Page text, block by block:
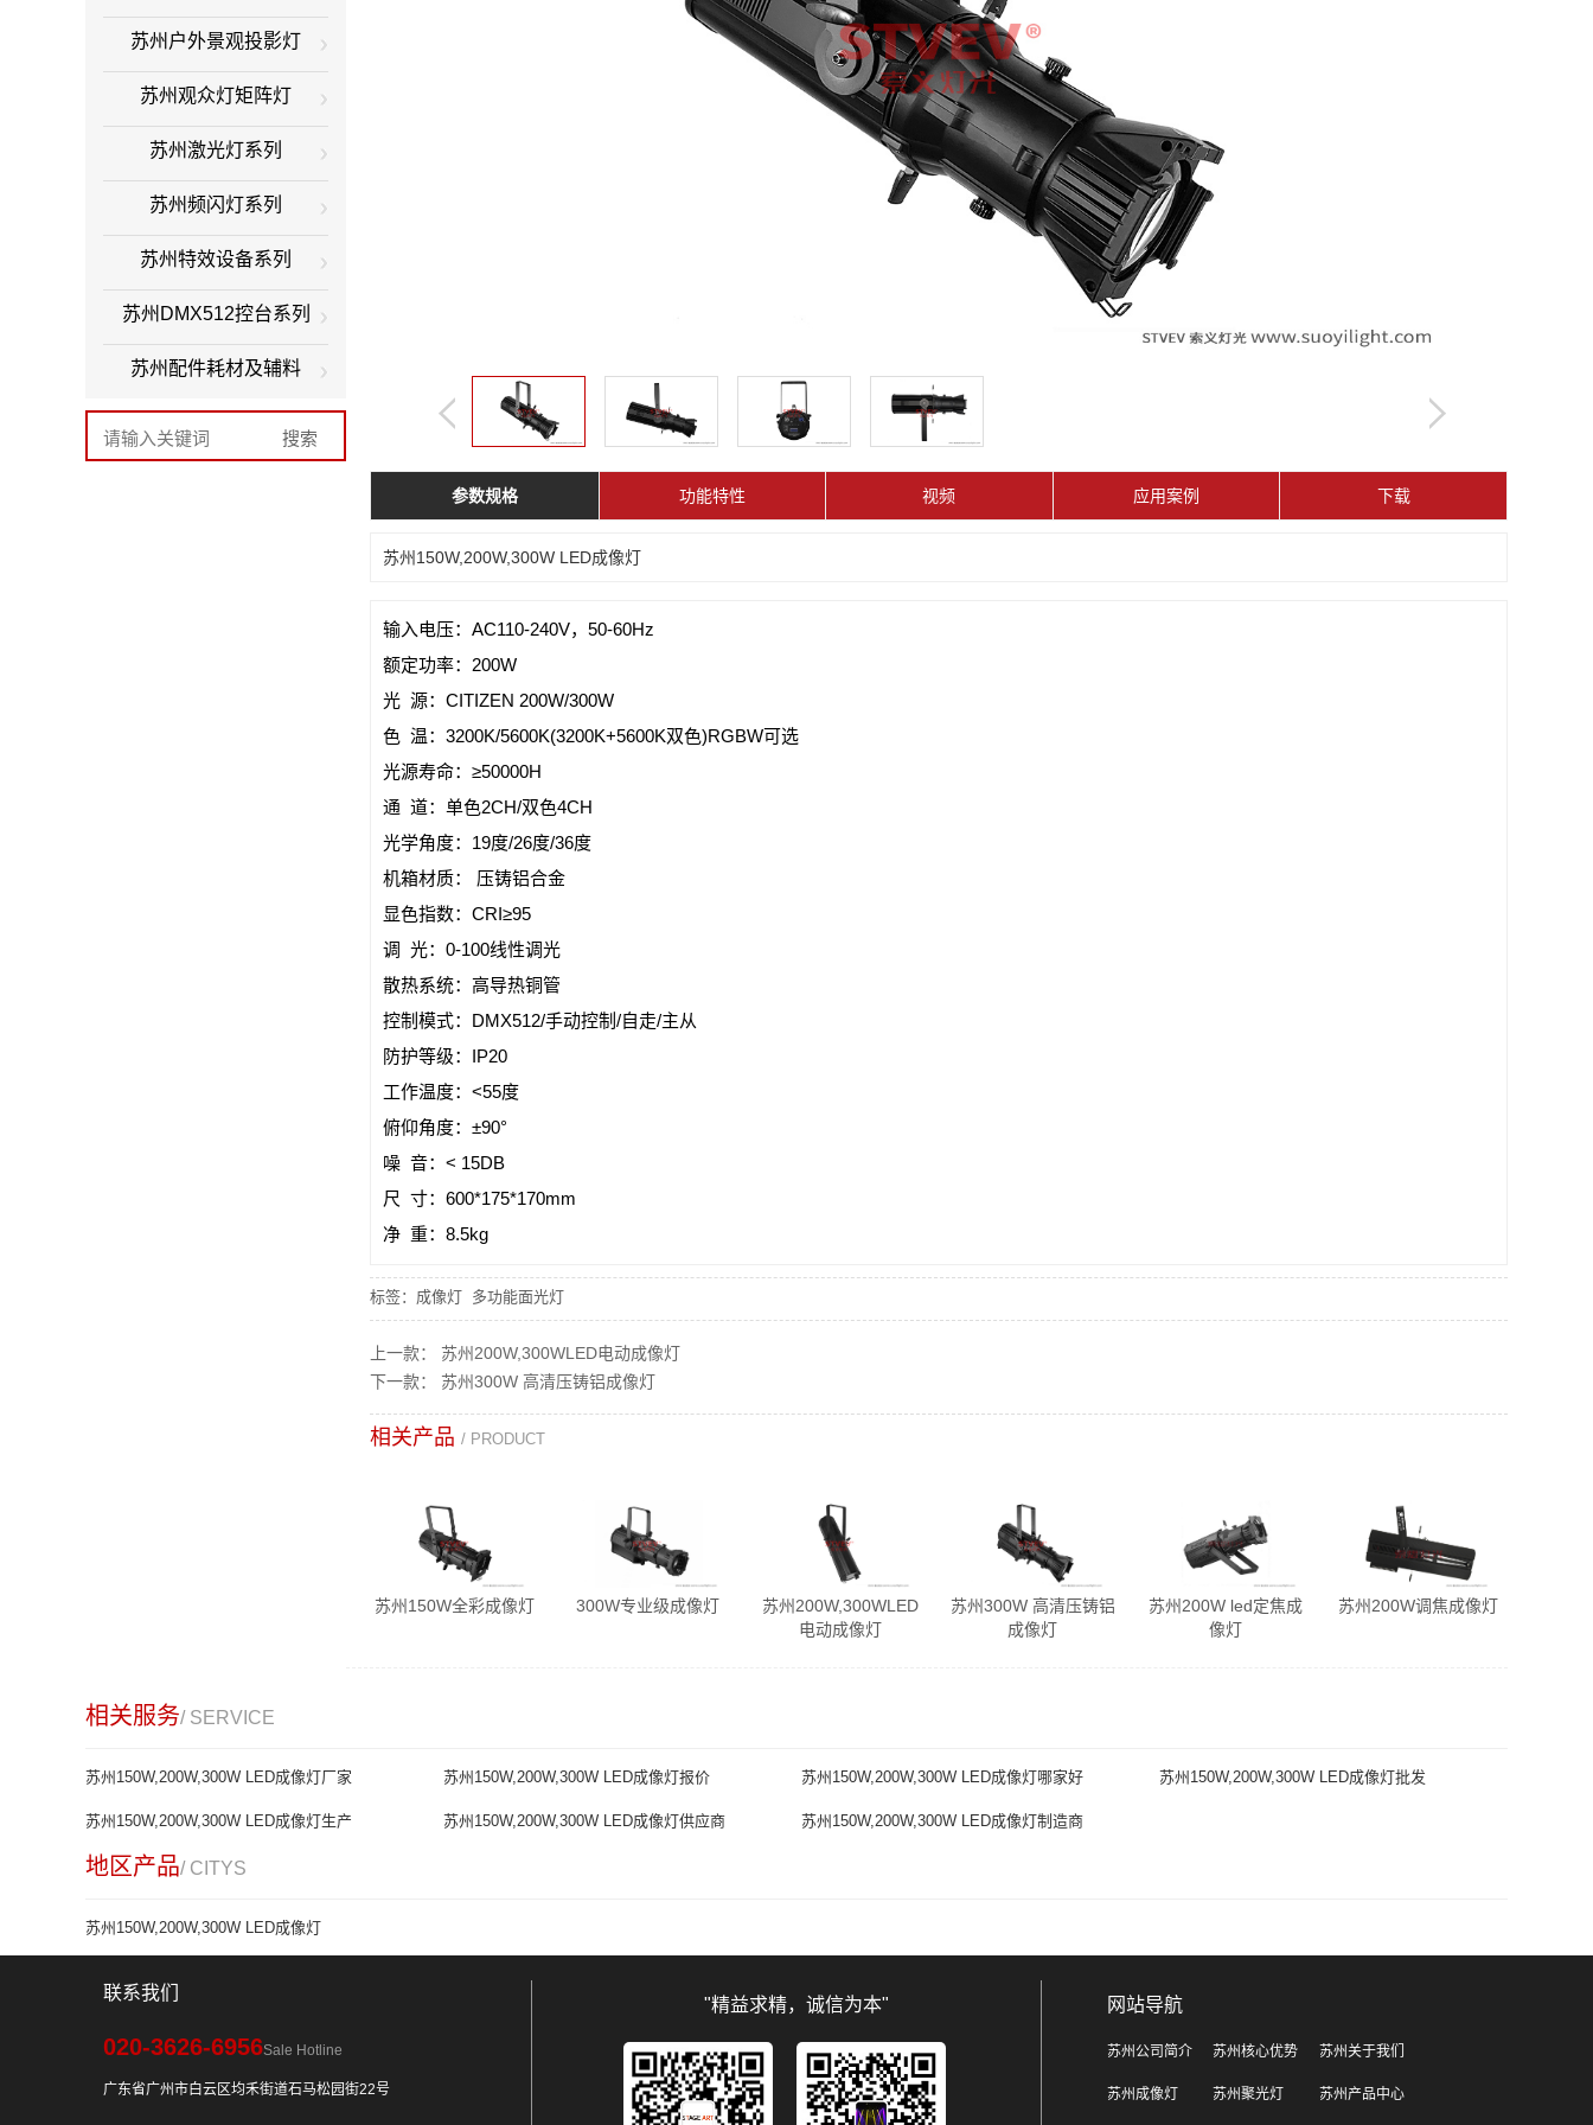
苏州户外景观投影灯
苏州观众灯矩阵灯
苏州激光灯系列
苏州频闪灯系列
苏州特效设备系列
苏州DMX512控台系列
苏州配件耗材及辅料
参数规格 功能特性 视频 应用案例 下载
苏州150W,200W,300W LED成像灯
输入电压：AC110-240V，50-60Hz
额定功率：200W
光 源：CITIZEN 200W/300W
色 温：3200K/5600K(3200K+5600K双色)RGBW可选
光源寿命：≥50000H
通 道：单色2CH/双色4CH
光学角度：19度/26度/36度
机箱材质： 压铸铝合金
显色指数：CRI≥95
调 光：0-100线性调光
散热系统：高导热铜管
控制模式：DMX512/手动控制/自走/主从
防护等级：IP20
工作温度：<55度
俯仰角度：±90°
噪 音：< 15DB
尺 寸：600*175*170mm
净 重：8.5kg
标签： 成像灯 多功能面光灯
上一款： 苏州200W,300WLED电动成像灯
下一款： 苏州300W 高清压铸铝成像灯
相关产品 / PRODUCT
苏州150W全彩成像灯 300W专业级成像灯
苏州200W,300WLED
电动成像灯
苏州300W 高清压铸铝
成像灯
苏州200W led定焦成
像灯
苏州200W调焦成像灯
相关服务/ SERVICE
苏州150W,200W,300W LED成像灯厂家 苏州150W,200W,300W LED成像灯报价 苏州150W,200W,300W LED成像灯哪家好 苏州150W,200W,300W LED成像灯批发
苏州150W,200W,300W LED成像灯生产 苏州150W,200W,300W LED成像灯供应商 苏州150W,200W,300W LED成像灯制造商
地区产品/ CITYS
苏州150W,200W,300W LED成像灯
联系我们
020-3626-6956Sale Hotline
广东省广州市白云区均禾街道石马松园街22号
"精益求精，诚信为本" 网站导航
苏州公司简介 苏州核心优势 苏州关于我们
苏州成像灯 苏州聚光灯 苏州产品中心